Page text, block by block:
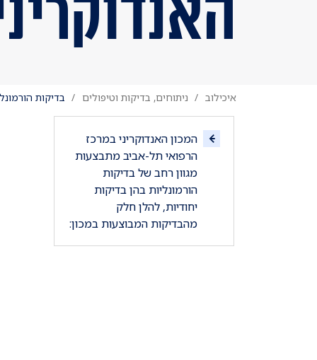
איכילוב ניתוחים, בדיקות וטיפולים בדיקות
המכון האנדוקריני במרכז
הרפואי תל-אביב מתבצעות
מגוון רחב של בדיקות
הורמונליות בהן בדיקות
יחודיות, להלן חלק
מהבדיקות המבוצעות במכון: